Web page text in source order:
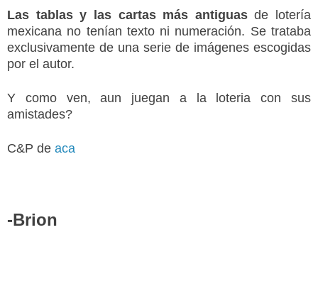
Las tablas y las cartas más antiguasde lotería
mexicana no tenían texto ni numeración. Se trataba
exclusivamente de una serie de imágenes escogidas
por el autor.
Y como ven, aun juegan a la loteria con sus
amistades?
C&P de aca
-Brion